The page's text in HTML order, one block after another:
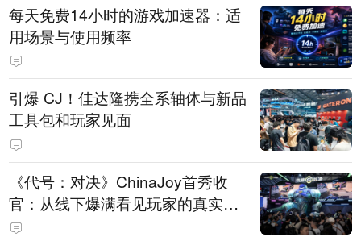
每天免费14小时的游戏加速器：适
用场景与使用频率
引爆 CJ！佳达隆携全系轴体与新品
工具包和玩家见面
《代号：对决》ChinaJoy首秀收
官：从线下爆满看见玩家的真实期
待